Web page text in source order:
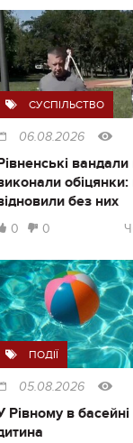
СУСПІЛЬСТВО
06.08.2026
вандали
без них
0 0
ПОДІЇ
05.08.2026
Рівному в